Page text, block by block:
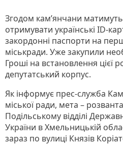
Згодом кам’янчани
отримувати українські ID-
закордонні паспорти на
міськради. Уже закупили
Гроші на встановлення цієї
депутатський корпус.
Як інформує прес-служба
міської ради, мета –
Подільському відділі
України в Хмельницькій
зараз по вулиці Князів